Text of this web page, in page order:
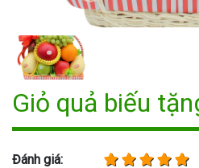
Giỏ quả biếu
Đánh giá: